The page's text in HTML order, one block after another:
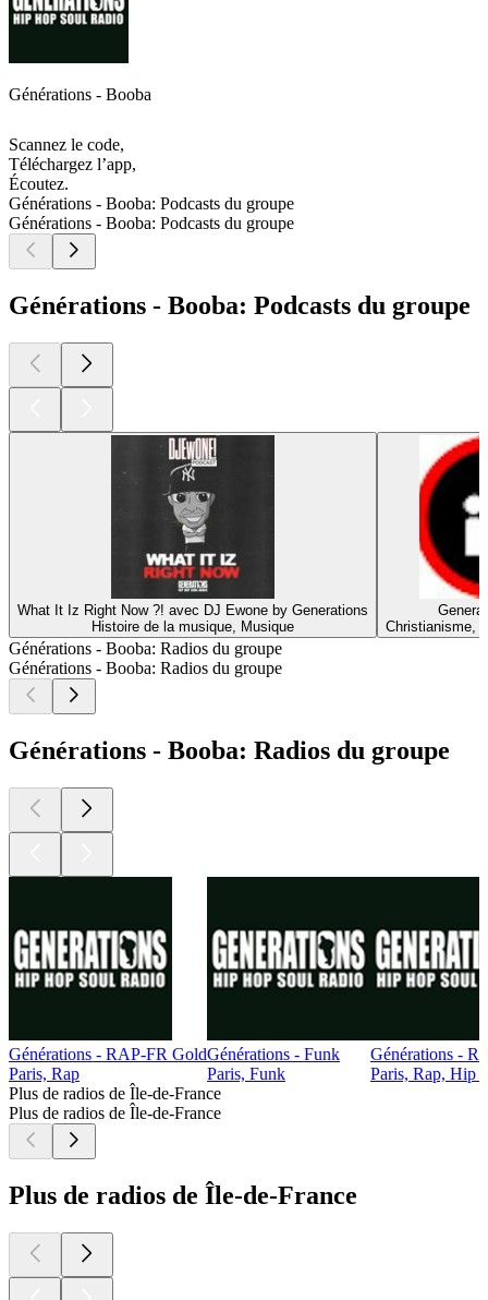
Générations - Booba
Scannez le code,
Téléchargez l’app,
Écoutez.
Générations - Booba: Podcasts du groupe
Générations - Booba: Podcasts du groupe
Générations - Booba: Podcasts du groupe
What It Iz Right Now ?! avec DJ Ewone by Generations
Histoire de la musique, Musique
Christianisme,
Générations - Booba: Radios du groupe
Générations - Booba: Radios du groupe
Générations - Booba: Radios du groupe
Générations - RAP-FR Gold
Paris, Rap
Générations - Funk
Paris, Funk
Générations -
Paris, Rap, Hip
Plus de radios de Île-de-France
Plus de radios de Île-de-France
Plus de radios de Île-de-France